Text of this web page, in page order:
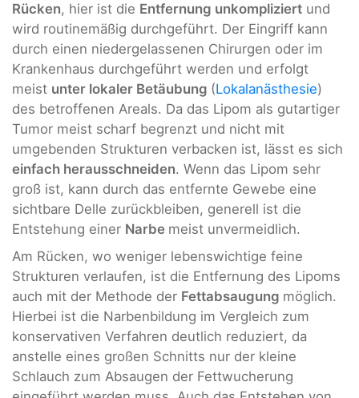
Rücken, hier ist die Entfernung unkompliziert und
wird routinemäßig durchgeführt. Der Eingriff kann
durch einen niedergelassenen Chirurgen oder im
Krankenhaus durchgeführt werden und erfolgt
meist unter lokaler Betäubung (Lokalanästhesie)
des betroffenen Areals. Da das Lipom als gutartiger
Tumor meist scharf begrenzt und nicht mit
umgebenden Strukturen verbacken ist, lässt es sich
einfach herausschneiden. Wenn das Lipom sehr
groß ist, kann durch das entfernte Gewebe eine
sichtbare Delle zurückbleiben, generell ist die
Entstehung einer Narbe meist unvermeidlich.
Am Rücken, wo weniger lebenswichtige feine
Strukturen verlaufen, ist die Entfernung des Lipoms
auch mit der Methode der Fettabsaugung möglich.
Hierbei ist die Narbenbildung im Vergleich zum
konservativen Verfahren deutlich reduziert, da
anstelle eines großen Schnitts nur der kleine
Schlauch zum Absaugen der Fettwucherung